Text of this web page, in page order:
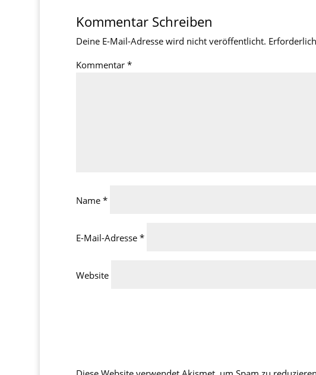
Kommentar Schreiben
Deine E-Mail-Adresse wird nicht veröffentlicht.
Kommentar *
Name *
E-Mail-Adresse *
Website